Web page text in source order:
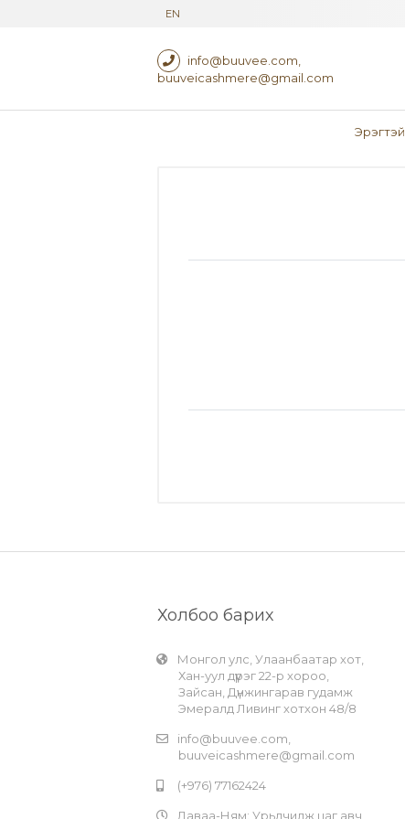
EN
info@buuvee.com
buuveicashmere@gmail.com
Эрэгтэй
Холбоо барих
Монгол улс, Улаанбаатар хот,
Хан-уул дүүрэг 22-р хороо,
Зайсан, Дүнжингарав гудамж
Эмералд Ливинг хотхон 48/8
info@buuvee.com
buuveicashmere@gmail.com
(+976) 77162424
Даваа-Ням: Урьдчилж цаг авч